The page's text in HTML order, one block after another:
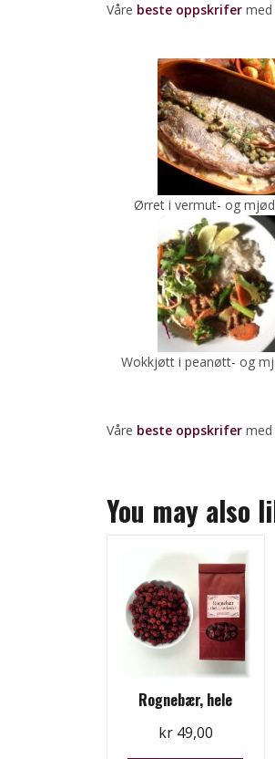
Våre beste oppskrifer med
Ørret i vermut- og
Wokkjøtt i peanøtt- og
Våre beste oppskrifer med
You may also
Rognebær, hele
kr49,00